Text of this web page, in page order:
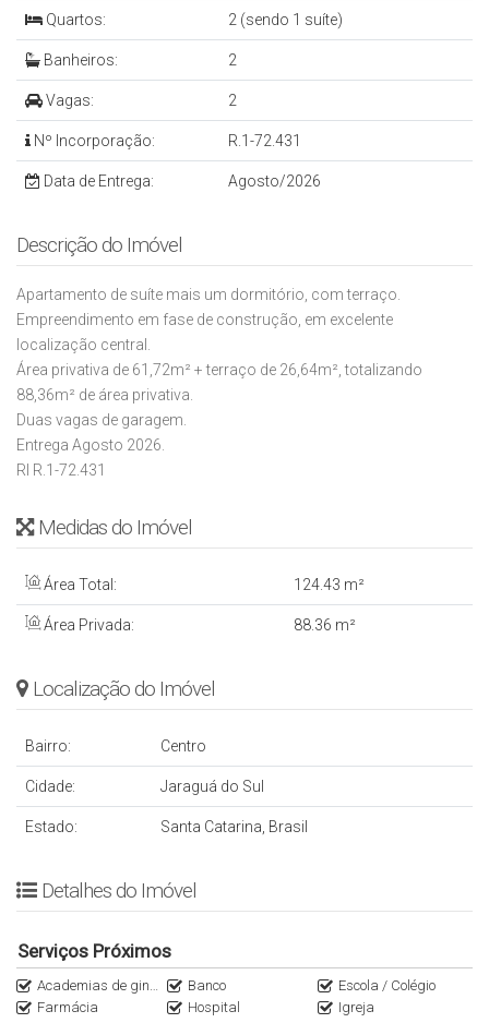
Quartos: 2 (sendo 1 suíte)
Banheiros: 2
Vagas: 2
Nº Incorporação: R.1-72.431
Data de Entrega: Agosto/2026
Descrição do Imóvel
Apartamento de suíte mais um dormitório, com terraço.
Empreendimento em fase de construção, em excelente
localização central.
Área privativa de 61,72m² + terraço de 26,64m², totalizando
88,36m² de área privativa.
Duas vagas de garagem.
Entrega Agosto 2026.
RI R.1-72.431
Medidas do Imóvel
Área Total: 124.43 m²
Área Privada: 88.36 m²
Localização do Imóvel
Bairro: Centro
Cidade: Jaraguá do Sul
Estado: Santa Catarina, Brasil
Detalhes do Imóvel
Serviços Próximos
Academias de ginástica Banco
Escola / Colégio
Farmácia
Hospital
Igreja